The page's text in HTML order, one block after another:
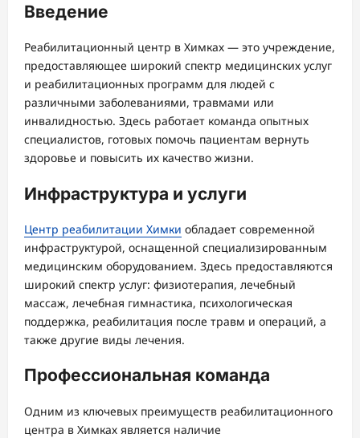
Введение
Реабилитационный центр в Химках — это учреждение,
предоставляющее широкий спектр медицинских услуг
и реабилитационных программ для людей с
различными заболеваниями, травмами или
инвалидностью. Здесь работает команда опытных
специалистов, готовых помочь пациентам вернуть
здоровье и повысить их качество жизни.
Инфраструктура и услуги
Центр реабилитации Химки обладает современной
инфраструктурой, оснащенной специализированным
медицинским оборудованием. Здесь предоставляются
широкий спектр услуг: физиотерапия, лечебный
массаж, лечебная гимнастика, психологическая
поддержка, реабилитация после травм и операций, а
также другие виды лечения.
Профессиональная команда
Одним из ключевых преимуществ реабилитационного
центра в Химках является наличие